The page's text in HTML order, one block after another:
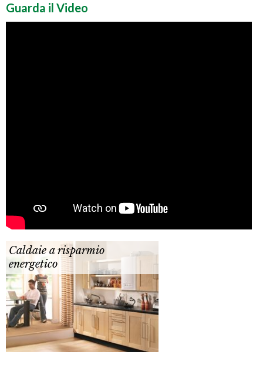
Guarda il Video
Caldaie a risparmio
energetico